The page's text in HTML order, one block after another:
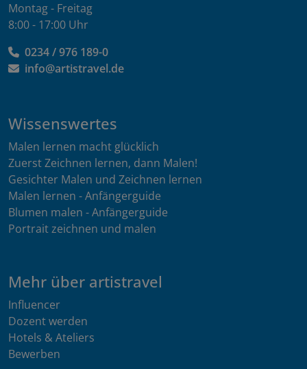
Montag - Freitag
8:00 - 17:00 Uhr
0234 / 976 189-0
info@artistravel.de
Wissenswertes
Malen lernen macht glücklich
Zuerst Zeichnen lernen, dann Malen!
Gesichter Malen und Zeichnen lernen
Malen lernen - Anfängerguide
Blumen malen - Anfängerguide
Portrait zeichnen und malen
Mehr über artistravel
Influencer
Dozent werden
Hotels & Ateliers
Bewerben